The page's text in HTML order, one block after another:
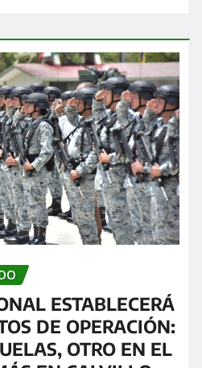
ESTABLECERÁ
DE OPERACIÓN:
OTRO EN EL